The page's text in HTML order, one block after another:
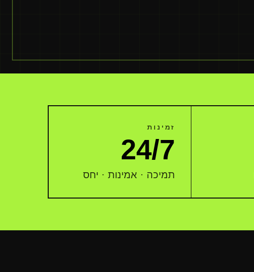
זמינות
24/7
תמיכה · אמינות · יחס